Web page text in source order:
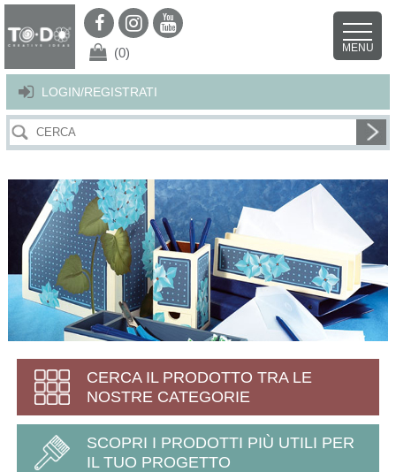
Per offrirti il miglior servizio possibile questo sito utilizza i cookies.
Continuando la navigazione nel sito autorizzi l’uso dei cookies. Per ulteriori
LOGIN/REGISTRATI
(0) MENU
CERCA IL PRODOTTO TRA LE
NOSTRE CATEGORIE
SCOPRI I PRODOTTI PIÙ UTILI PER
IL TUO PROGETTO